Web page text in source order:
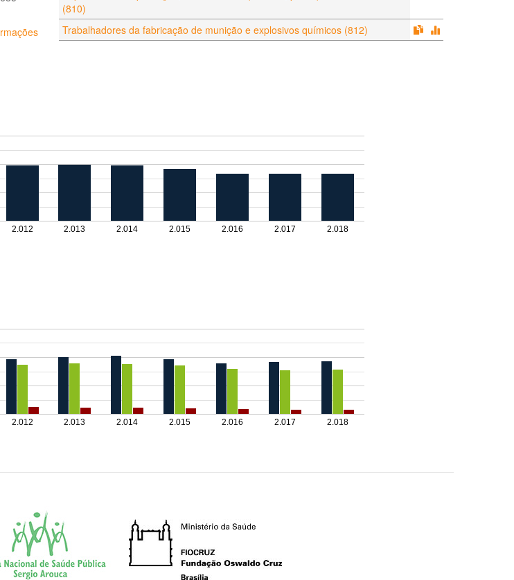
(810)
Trabalhadores da fabricação de munição e explosivos químicos (812)
2.012 2.013 2.014 2.015 2.016 2.017 2.018
2.012 2.013 2.014 2.015 2.016 2.017 2.018